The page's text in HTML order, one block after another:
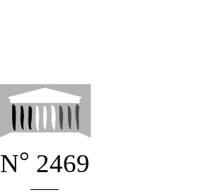
N° 2469